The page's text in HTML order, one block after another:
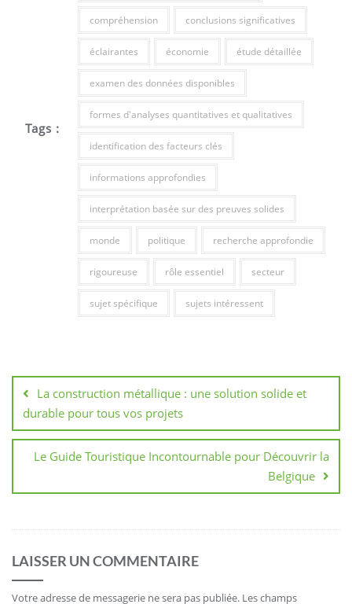
Tags :
compréhension conclusions significatives
éclairantes économie étude détaillée
examen des données disponibles
formes d'analyses quantitatives et qualitatives
identification des facteurs clés
informations approfondies
interprétation basée sur des preuves solides
monde politique recherche approfondie
rigoureuse rôle essentiel secteur
sujet spécifique sujets intéressent
de
l’article
La construction métallique : une solution solide et
durable pour tous vos projets
Le Guide Touristique Incontournable pour Découvrir la
Belgique
LAISSER UN COMMENTAIRE
Votre adresse de messagerie ne sera pas publiée. Les champs